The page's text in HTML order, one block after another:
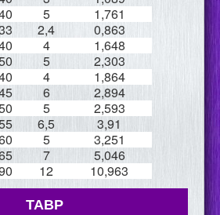
5
1,761
2,4
0,863
4
1,648
5
2,303
4
1,864
6
2,894
5
2,593
6,5
3,91
5
3,251
7
5,046
12 10,963
ТАВР